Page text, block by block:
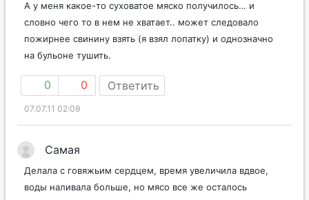
А у меня какое-то суховатое мяско получилось… и
словно чего то в нем не хватает.. может следовало
пожирнее свинину взять (я взял лопатку) и однозначно
на бульоне тушить.
0 0 Ответить
07.07.11 02:09
Самая
Делала с говяжьим сердцем, время увеличила вдвое,
воды наливала больше, но мясо все же осталось